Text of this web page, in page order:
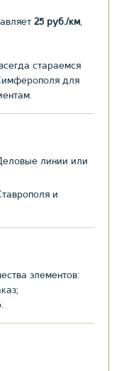
25 руб./км
стараемся
для
линии или
и
элементов: